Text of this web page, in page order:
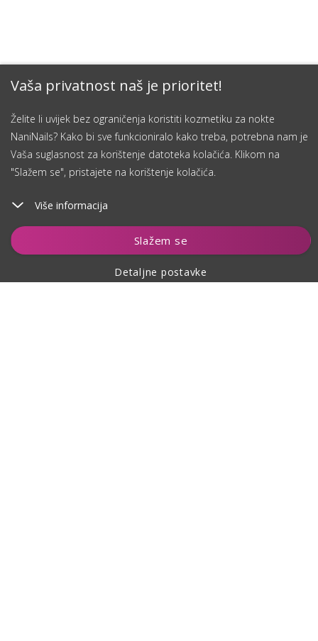
Vaša privatnost naš je prioritet!
Želite li uvijek bez ograničenja koristiti kozmetiku za nokte
NaniNails? Kako bi sve funkcioniralo kako treba, potrebna nam je
Vaša suglasnost za korištenje datoteka kolačića. Klikom na
"Slažem se", pristajete na korištenje kolačića.
Više informacija
Slažem se
Detaljne postavke
Čuvaj